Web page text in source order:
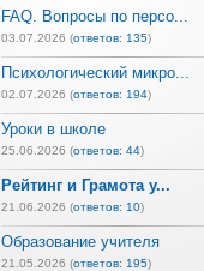
FAQ. Вопросы по персо...
03.07.2026 (ответов: 135)
Психологический микро...
02.07.2026 (ответов: 194)
Уроки в школе
25.06.2026 (ответов: 44)
Рейтинг и Грамота у...
21.06.2026 (ответов: 10)
Образование учителя
21.05.2026 (ответов: 195)